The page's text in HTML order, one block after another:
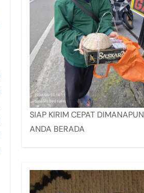
SIAP KIRIM CEPAT DIMANAPUN
ANDA BERADA